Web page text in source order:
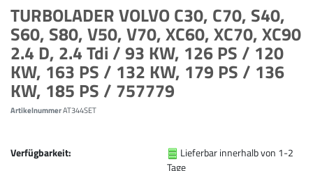
TURBOLADER VOLVO C30, C70, S40,
S60, S80, V50, V70, XC60, XC70, XC90
2.4 D, 2.4 Tdi / 93 KW, 126 PS / 120
KW, 163 PS / 132 KW, 179 PS / 136
KW, 185 PS / 757779
ArtikelnummerAT344SET
Verfügbarkeit:
Lieferbar innerhalb von 1-2
Tage